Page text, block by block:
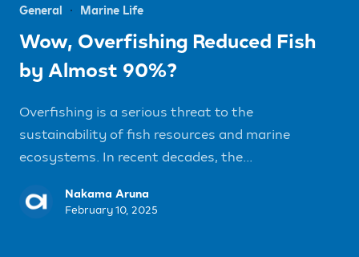
General Marine Life
Wow, Overfishing Reduced Fish
by Almost 90%?
Overfishing is a serious threat to the
sustainability of fish resources and marine
ecosystems. In recent decades, the...
Nakama Aruna
February 10, 2025